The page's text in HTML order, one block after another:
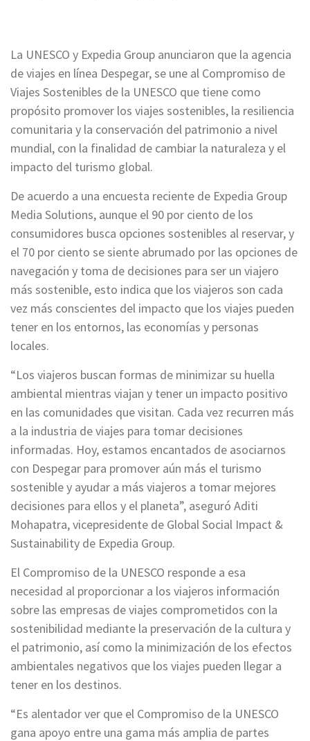
La UNESCO y Expedia Group anunciaron que la agencia
de viajes en línea Despegar, se une al Compromiso de
Viajes Sostenibles de la UNESCO que tiene como
propósito promover los viajes sostenibles, la resiliencia
comunitaria y la conservación del patrimonio a nivel
mundial, con la finalidad de cambiar la naturaleza y el
impacto del turismo global.
De acuerdo a una encuesta reciente de Expedia Group
Media Solutions, aunque el 90 por ciento de los
consumidores busca opciones sostenibles al reservar, y
el 70 por ciento se siente abrumado por las opciones de
navegación y toma de decisiones para ser un viajero
más sostenible, esto indica que los viajeros son cada
vez más conscientes del impacto que los viajes pueden
tener en los entornos, las economías y personas
locales.
“Los viajeros buscan formas de minimizar su huella
ambiental mientras viajan y tener un impacto positivo
en las comunidades que visitan. Cada vez recurren más
a la industria de viajes para tomar decisiones
informadas. Hoy, estamos encantados de asociarnos
con Despegar para promover aún más el turismo
sostenible y ayudar a más viajeros a tomar mejores
decisiones para ellos y el planeta”, aseguró Aditi
Mohapatra, vicepresidente de Global Social Impact &
Sustainability de Expedia Group.
El Compromiso de la UNESCO responde a esa
necesidad al proporcionar a los viajeros información
sobre las empresas de viajes comprometidos con la
sostenibilidad mediante la preservación de la cultura y
el patrimonio, así como la minimización de los efectos
ambientales negativos que los viajes pueden llegar a
tener en los destinos.
“Es alentador ver que el Compromiso de la UNESCO
gana apoyo entre una gama más amplia de partes